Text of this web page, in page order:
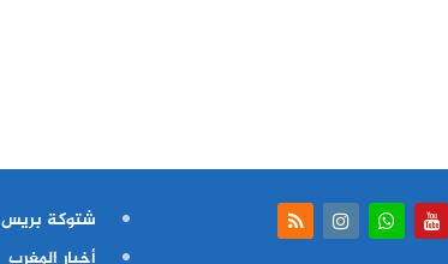
شتوكة بريس
أخبار المغرب